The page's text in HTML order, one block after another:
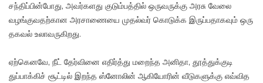
சந்திப்பின்போது, அவர்களது குடும்பத்தில் ஒருவருக்கு அரசு வேலை
வழங்குவதற்கான அரசாணையை முதல்வர் கொடுக்க இருப்பதாகவும் ஒரு
தகவல் உலாவருகிறது.
ஏற்கெனவே, நீட் தேர்வினை எதிர்த்து மறைந்த அனிதா, தூத்துக்குடி
துப்பாக்கிச் சூட்டில் இறந்த ஸ்னோலின் ஆகியோரின் வீடுகளுக்கு எவ்வித